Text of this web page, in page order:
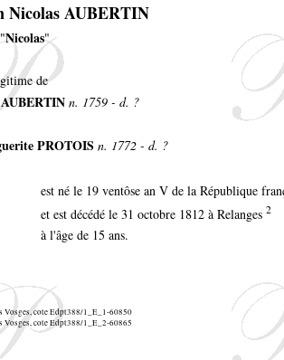
Nicolas AUBERTIN
Nicolas"
de
n. 1759 - d. ?
PROTOIS n. 1772 - d. ?
est né le 19 ventôse an V de la République
et est décédé le 31 octobre 1812 à Relanges 2
à l'âge de 15 ans.
Vosges, cote Edpt388/1_E_1-60850
Vosges, cote Edpt388/1_E_2-60865